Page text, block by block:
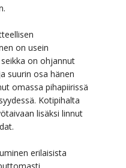
on usein
on ohjannut
suurin osa hänen
omassa pihapiirissä
Kotipihalta
lisäksi linnut
erilaisista